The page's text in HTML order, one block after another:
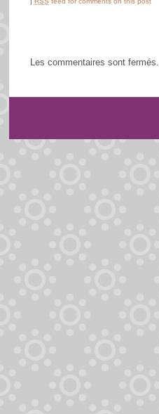
Les commentaires sont fermés.